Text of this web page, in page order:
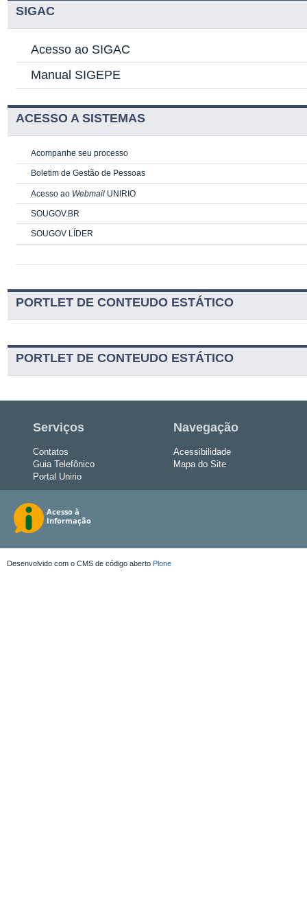
SIGAC
Acesso ao SIGAC
Manual SIGEPE
ACESSO A SISTEMAS
Acompanhe seu processo
Boletim de Gestão de Pessoas
Acesso ao Webmail UNIRIO
SOUGOV.BR
SOUGOV LÍDER
PORTLET DE CONTEUDO ESTÁTICO
PORTLET DE CONTEUDO ESTÁTICO
Serviços
Contatos
Guia Telefônico
Portal Unirio
Navegação
Acessibilidade
Mapa do Site
Desenvolvido com o CMS de código aberto Plone